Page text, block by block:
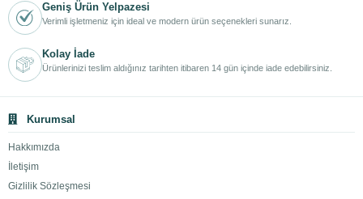
Geniş Ürün Yelpazesi
Verimli işletmeniz için ideal ve modern ürün seçenekleri sunarız.
Kolay İade
Ürünlerinizi teslim aldığınız tarihten itibaren 14 gün içinde iade edebilirsiniz.
Kurumsal
Hakkımızda
İletişim
Gizlilik Sözleşmesi